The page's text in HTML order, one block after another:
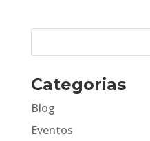
Categorias
Blog
Eventos